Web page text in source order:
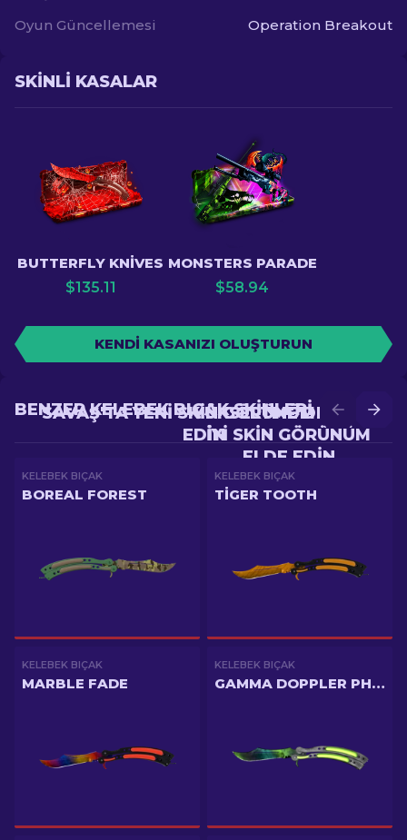
Oyun Güncellemesi
Operation Breakout
SKINLI KASALAR
BUTTERFLY KNIVES
$135.11
MONSTERS PARADE
$58.94
KENDI KASANIZI OLUŞTURUN
YÜKSELTME'DE DAHA
IYI SKIN GÖRÜNÜM
ELDE EDIN
SAVAŞ'TA YENI SKIN GÖRÜNÜM ELDE
EDIN
BENZER KELEBEK BIÇAK SKINLERI
KELEBEK BIÇAK
BOREAL FOREST
KELEBEK BIÇAK
TIGER TOOTH
KELEBEK BIÇAK
MARBLE FADE
KELEBEK BIÇAK
GAMMA DOPPLER PHASE 4